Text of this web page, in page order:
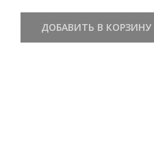
ДОБАВИТЬ В КОРЗИНУ